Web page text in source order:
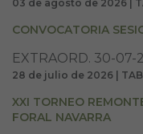
03 de agosto de 2026 |
CONVOCATORIA
EXTRAORD. 30-07-
28 de julio de 2026 |
XXI TORNEO
FORAL NAVARRA